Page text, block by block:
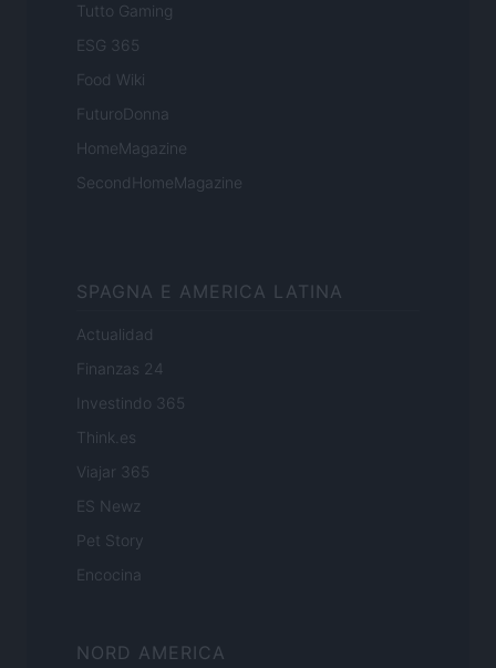
Tutto Gaming
ESG 365
Food Wiki
FuturoDonna
HomeMagazine
SecondHomeMagazine
SPAGNA E AMERICA LATINA
Actualidad
Finanzas 24
Investindo 365
Think.es
Viajar 365
ES Newz
Pet Story
Encocina
NORD AMERICA